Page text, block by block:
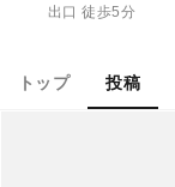
出口 徒歩5分
トップ 投稿